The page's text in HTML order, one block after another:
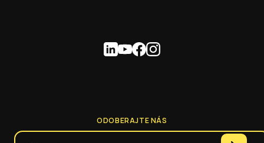
ODOBERAJTE NÁS